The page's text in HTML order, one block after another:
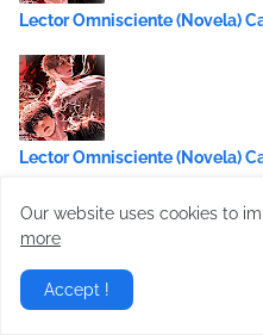
Lector Omnisciente (Novela)
Lector Omnisciente (Novela)
Our website uses cookies to
more
Accept !